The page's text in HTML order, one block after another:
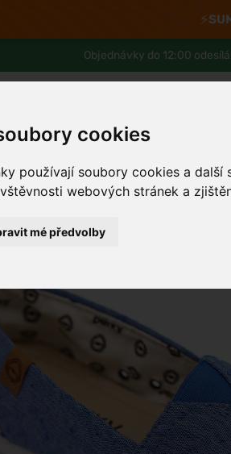
cookies
používají soubory cookies a
webových stránek a
mé předvolby
⚡
Objednávky do 12:00
Vlasy Pleť Tělo